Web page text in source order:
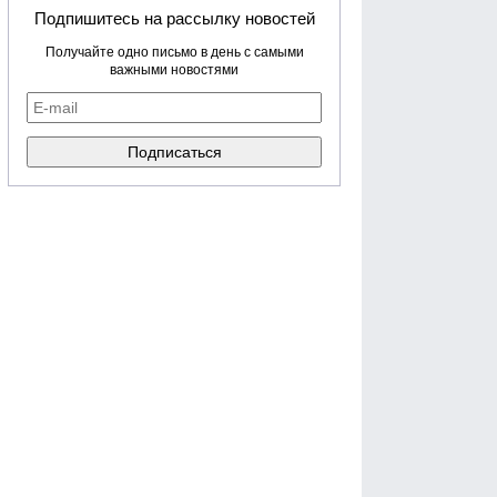
Подпишитесь на рассылку новостей
Получайте одно письмо в день с самыми
важными новостями